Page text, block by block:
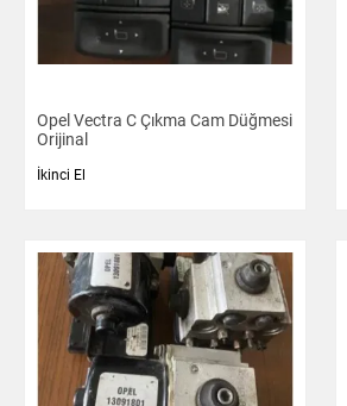
Opel Vectra C Çıkma Cam Düğmesi
Orijinal
İkinci El